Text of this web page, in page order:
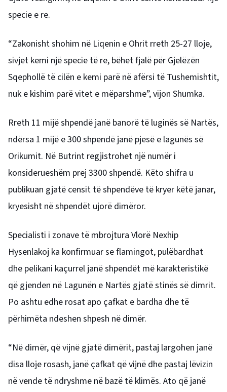
specie e re.
“Zakonisht shohim në Liqenin e Ohrit rreth 25-27 lloje,
sivjet kemi një specie të re, bëhet fjalë për Gjelëzën
Sqephollë të cilën e kemi parë në afërsi të Tushemishtit,
nuk e kishim parë vitet e mëparshme”, vijon Shumka.
Rreth 11 mijë shpendë janë banorë të luginës së Nartës,
ndërsa 1 mijë e 300 shpendë janë pjesë e lagunës së
Orikumit. Në Butrint regjistrohet një numër i
konsiderueshëm prej 3300 shpendë. Këto shifra u
publikuan gjatë censit të shpendëve të kryer këtë janar,
kryesisht në shpendët ujorë dimëror.
Specialisti i zonave të mbrojtura Vlorë Nexhip
Hysenlakoj ka konfirmuar se flamingot, pulëbardhat
dhe pelikani kaçurrel janë shpendët më karakteristikë
që gjenden në Lagunën e Nartës gjatë stinës së dimrit.
Po ashtu edhe rosat apo çafkat e bardha dhe të
përhimëta ndeshen shpesh në dimër.
“Në dimër, që vijnë gjatë dimërit, pastaj largohen janë
disa lloje rosash, janë çafkat që vijnë dhe pastaj lëvizin
në vende të ndryshme në bazë të klimës. Ato që janë